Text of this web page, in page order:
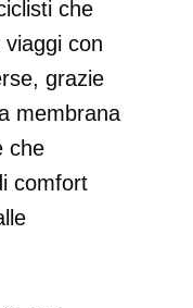
che
con
grazie
membrana
che
comfort